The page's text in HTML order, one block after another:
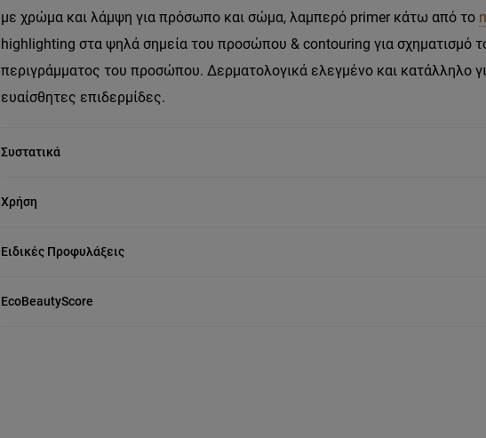
με χρώμα και λάμψη για πρόσωπο και σώμα, λαμπερό primer κάτω από το
highlighting στα ψηλά σημεία του προσώπου & contouring για σχηματισμό
περιγράμματος του προσώπου. Δερματολογικά ελεγμένο και κατάλληλο
ευαίσθητες επιδερμίδες.
Συστατικά
Χρήση
Ειδικές Προφυλάξεις
EcoBeautyScore